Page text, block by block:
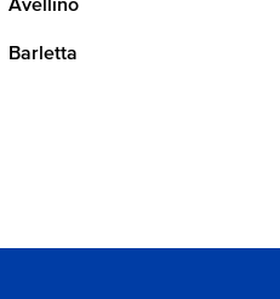
Avellino
Barletta